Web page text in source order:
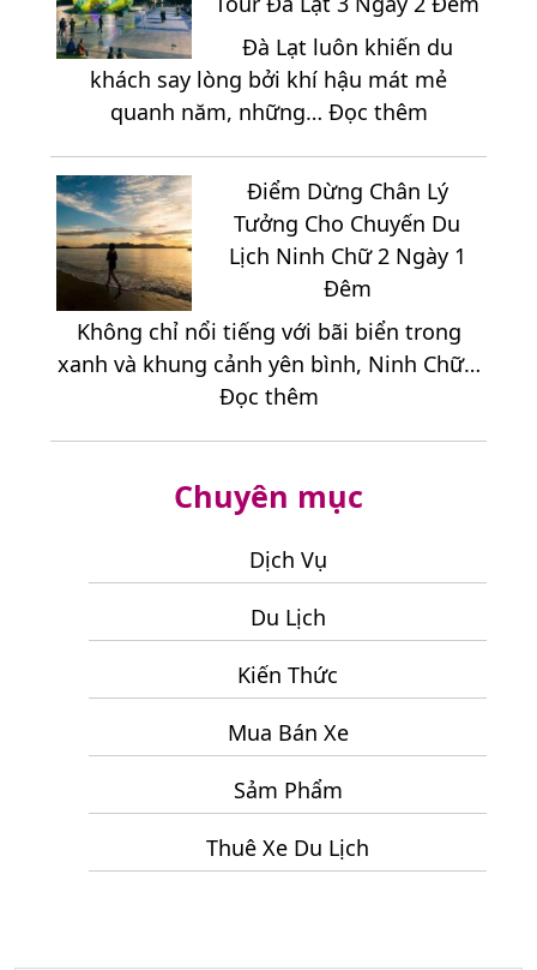
Thế
Nào
Hợp
Lý?
Ẩm
Thực
Đặc
Sắc
Tại
Vùng
Cao
Măng
Đen
Đà Lạt luôn khiến du
khách say lòng bởi khí hậu mát mẻ
quanh năm, những… Đọc thêm:
Sách
Điểm
Đến
Hấp
Nên
Kết
Khi
Đêm
Điểm Dừng Chân Lý
Tưởng Cho Chuyến Du
Lịch Ninh Chữ 2 Ngày 1
Đêm
Không chỉ nổi tiếng với bãi biển trong
xanh và khung cảnh yên bình, Ninh Chữ…
Đọc thêm:
Chân
Tưởng
Cho
Chuyến
Lịch
Ninh
Chữ
2
Ngày
1
Đêm
Chuyên mục
Dịch Vụ
Du Lịch
Kiến Thức
Mua Bán Xe
Sảm Phẩm
Thuê Xe Du Lịch